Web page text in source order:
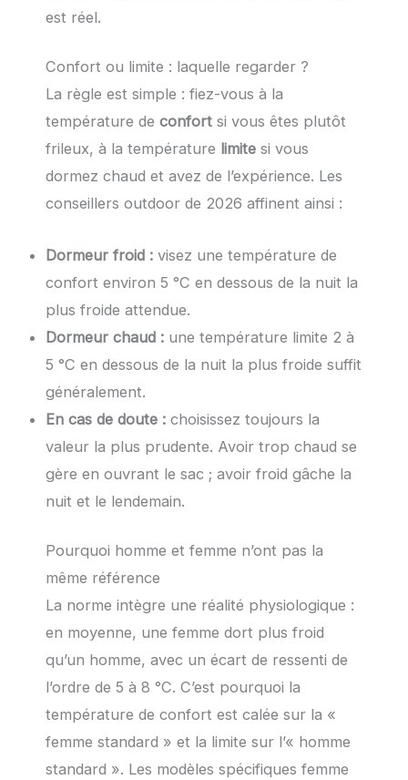
est réel.
Confort ou limite : laquelle regarder ?
La règle est simple : fiez-vous à la
température de confort si vous êtes plutôt
frileux, à la température limite si vous
dormez chaud et avez de l’expérience. Les
conseillers outdoor de 2026 affinent ainsi :
Dormeur froid : visez une température de
confort environ 5 °C en dessous de la nuit la
plus froide attendue.
Dormeur chaud : une température limite 2 à
5 °C en dessous de la nuit la plus froide suffit
généralement.
En cas de doute : choisissez toujours la
valeur la plus prudente. Avoir trop chaud se
gère en ouvrant le sac ; avoir froid gâche la
nuit et le lendemain.
Pourquoi homme et femme n’ont pas la
même référence
La norme intègre une réalité physiologique :
en moyenne, une femme dort plus froid
qu’un homme, avec un écart de ressenti de
l’ordre de 5 à 8 °C. C’est pourquoi la
température de confort est calée sur la «
femme standard » et la limite sur l’« homme
standard ». Les modèles spécifiques femme